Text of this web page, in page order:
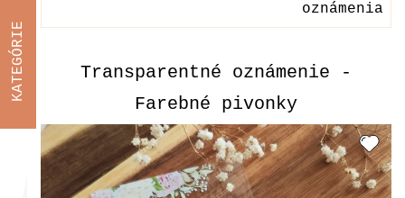
oznámenia
Transparentné oznámenie -
Farebné pivonky
KATEGÓRIE